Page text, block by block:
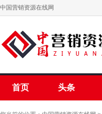
中国营销资源在线网
首页 头条